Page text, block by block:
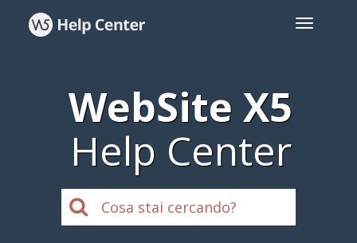
WebSite X5
Help Center